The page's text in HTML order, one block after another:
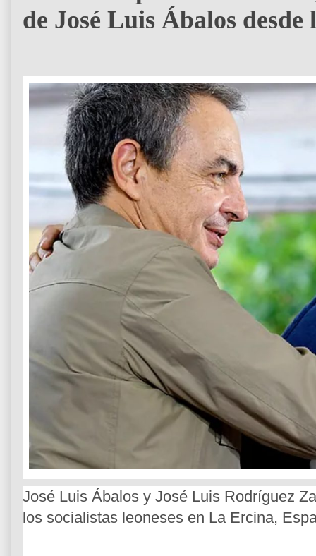
de José Luis Ábalos desde
José Luis Ábalos y José Luis Rodríguez
los socialistas leoneses en La Ercina,